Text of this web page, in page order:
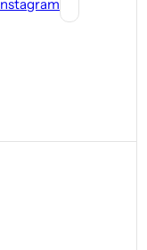
Instagram